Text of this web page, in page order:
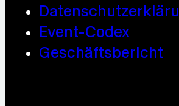
Event-Codex
Geschäftsbericht